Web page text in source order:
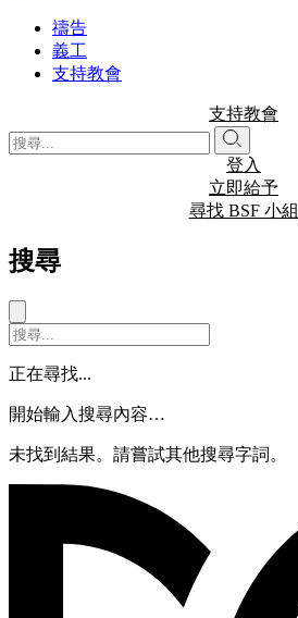
禱告
義工
支持教會
支持教會
登入
立即給予
尋找 BSF 小組
搜尋
正在尋找...
開始輸入搜尋內容…
未找到結果。請嘗試其他搜尋字詞。